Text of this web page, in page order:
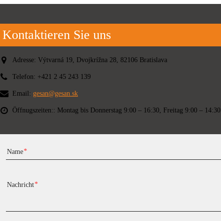
Kontaktieren Sie uns
Adresse: Výtvarná 19, Dvojkrížna 28, 82106 Bratislava
Telefon: +421 2 45 243 139
Email: gesan@gesan.sk
Öffnugszeiten:: Montag bis Donnerstag 9:00 – 16:30, Freitag 9:00 – 14:30
Name
Nachricht